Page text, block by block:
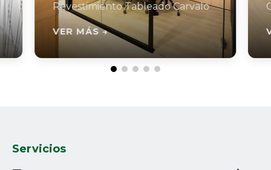
Revestimiento Tableado Carvalo
VER MÁS →
Servicios